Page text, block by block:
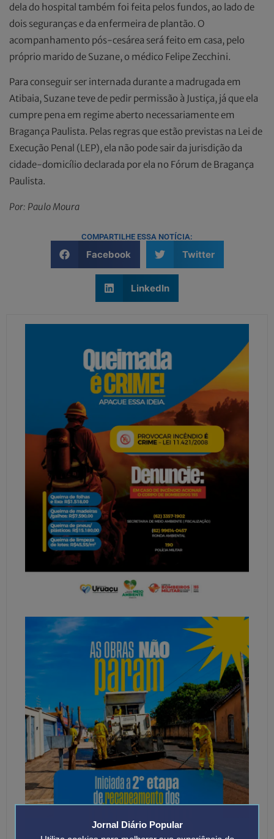
Jornal Diário Popular
dela do hospital também foi feita pelos fundos, ao lado de
dois seguranças e da enfermeira de plantão. O
acompanhamento pós-cesárea será feito em casa, pelo
próprio marido de Suzane, o médico Felipe Zecchini.
Para conseguir ser internada durante a madrugada em
Atibaia, Suzane teve de pedir permissão à Justiça, já que ela
cumpre pena em regime aberto necessariamente em
Bragança Paulista. Pelas regras que estão previstas na Lei de
Execução Penal (LEP), ela não pode sair da jurisdição da
cidade-domicílio declarada por ela no Fórum de Bragança
Paulista.
Por: Paulo Moura
COMPARTILHE ESSA NOTÍCIA:
Facebook Twitter
LinkedIn